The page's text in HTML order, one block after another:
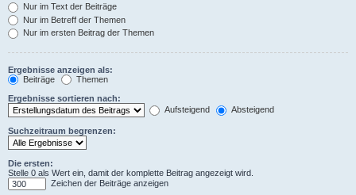
Nur im Text der Beiträge
Nur im Betreff der Themen
Nur im ersten Beitrag der Themen
Ergebnisse anzeigen als:
Beiträge
Themen
Ergebnisse sortieren nach:
Aufsteigend
Absteigend
Suchzeitraum begrenzen:
Die ersten:
Stelle 0 als Wert ein, damit der komplette Beitrag angezeigt wird.
Zeichen der Beiträge anzeigen